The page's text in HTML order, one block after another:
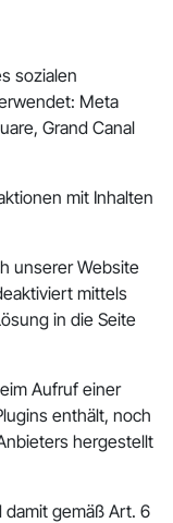
sozialen
Meta
Grand Canal
mit Inhalten
unserer Website
mittels
in die Seite
Aufruf einer
enthält, noch
hergestellt
damit gemäß Art. 6